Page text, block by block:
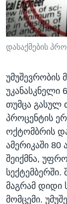
ᲡᲢᲣᲓᲘᲐ
ᲔᲙᲝᲜᲝᲛᲘᲙᲐ
ᲯᲐᲜᲛᲠᲗᲔᲚᲝᲑᲐ
ᲛᲔᲪᲜᲘᲔᲠᲔᲑᲐ
ᲙᲣᲚᲢᲣᲠᲐ
ᲒᲐᲚᲘᲚᲔᲝ
Learning
ᲗᲕᲐᲚᲘ
ენები
დასაქმების
უმუშევრობის
უკანასკნელი
თუმცა გასულ
პროცენტის
ოქტომბრის
ამერიკაში
შეიქმნა,
მაგრამ დიდი
მომცემი.